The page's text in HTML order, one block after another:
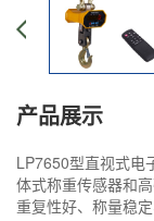
产品展示
LP7650型直视式电
体式称重传感器和
重复性好、称量稳